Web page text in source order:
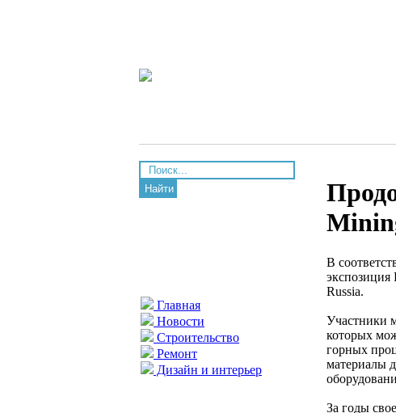
Найти
Главная
Новости
Строительство
Ремонт
Дизайн и интерьер
В
Russia.
Участники
которых
горных
материалы
За годы